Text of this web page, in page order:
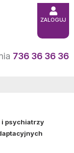
736 36 36 36
ZALOGUJ
i psychiatrzy